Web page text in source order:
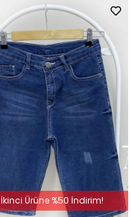
İkinci Ürüne %50 İndirim!